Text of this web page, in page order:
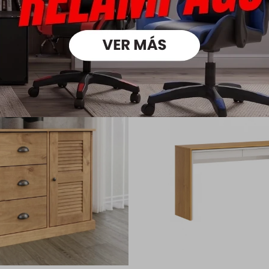
que te pueden